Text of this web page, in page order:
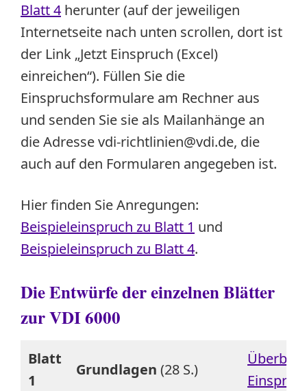
Blatt 4 herunter (auf der jeweiligen
Internetseite nach unten scrollen, dort ist
der Link „Jetzt Einspruch (Excel)
einreichen“). Füllen Sie die
Einspruchsformulare am Rechner aus
und senden Sie sie als Mailanhänge an
die Adresse vdi-richtlinien@vdi.de, die
auch auf den Formularen angegeben ist.
Hier finden Sie Anregungen:
Beispieleinspruch zu Blatt 1 und
Beispieleinspruch zu Blatt 4.
Die Entwürfe der einzelnen Blätter
zur VDI 6000
Blatt
1
Grundlagen (28 S.)